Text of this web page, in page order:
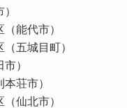
能代市）
五城目町）
）
荘市）
仙北市）